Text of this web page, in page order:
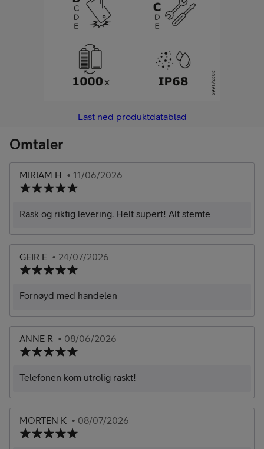
Last ned produktdatablad
Omtaler
MIRIAM H • 11/06/2026
Rask og riktig levering. Helt supert! Alt stemte
GEIR E • 24/07/2026
Fornøyd med handelen
ANNE R • 08/06/2026
Telefonen kom utrolig raskt!
MORTEN K • 08/07/2026